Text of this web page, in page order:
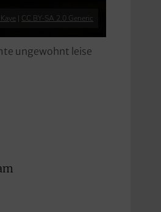
| CC BY-SA 2.0 Generic
ungewohnt leise